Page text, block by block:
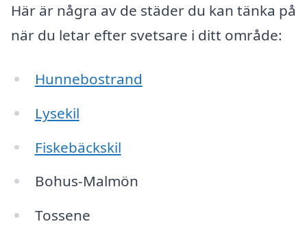
Här är några av de städer du kan tänka på
när du letar efter svetsare i ditt område:
Hunnebostrand
Lysekil
Fiskebäckskil
Bohus-Malmön
Tossene